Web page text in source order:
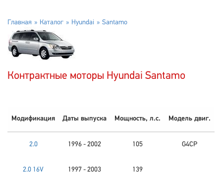
Главная Каталог Hyundai Santamo
Контрактные моторы Hyundai Santamo
Модификация Даты выпуска Мощность, л.с. Модель двиг.
2.0 1996 - 2002 105 G4CP
2.0 16V 1997 - 2003 139